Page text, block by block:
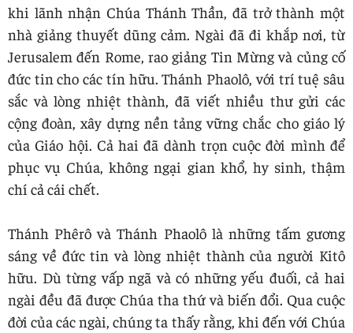
khi lãnh nhận Chúa Thánh Thần, đã trở thành một
nhà giảng thuyết dũng cảm. Ngài đã đi khắp nơi, từ
Jerusalem đến Rome, rao giảng Tin Mừng và củng cố
đức tin cho các tín hữu. Thánh Phaolô, với trí tuệ sâu
sắc và lòng nhiệt thành, đã viết nhiều thư gửi các
cộng đoàn, xây dựng nền tảng vững chắc cho giáo lý
của Giáo hội. Cả hai đã dành trọn cuộc đời mình để
phục vụ Chúa, không ngại gian khổ, hy sinh, thậm
chí cả cái chết.
Thánh Phêrô và Thánh Phaolô là những tấm gương
sáng về đức tin và lòng nhiệt thành của người Kitô
hữu. Dù từng vấp ngã và có những yếu đuối, cả hai
ngài đều đã được Chúa tha thứ và biến đổi. Qua cuộc
đời của các ngài, chúng ta thấy rằng, khi đến với Chúa